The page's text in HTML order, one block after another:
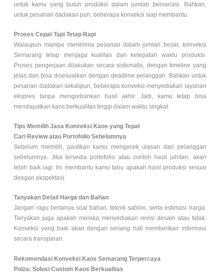
untuk kamu yang butuh produksi dalam jumlah bervariasi. Bahkan,
untuk pesanan dadakan pun, beberapa konveksi siap membantu.
Proses Cepat Tapi Tetap Rapi
Walaupun mampu menerima pesanan dalam jumlah besar, konveksi
Semarang tetap menjaga kualitas dan ketepatan waktu produksi.
Proses pengerjaan dilakukan secara sistematis, dengan timeline yang
jelas dan bisa disesuaikan dengan deadline pelanggan. Bahkan untuk
pesanan dadakan sekalipun, beberapa konveksi menyediakan layanan
ekspres tanpa mengorbankan hasil akhir. Jadi, kamu tetap bisa
mendapatkan kaos berkualitas tinggi dalam waktu singkat.
Tips Memilih Jasa Konveksi Kaos yang Tepat
Cari Review atau Portofolio Sebelumnya
Sebelum memilih, pastikan kamu mengecek ulasan dari pelanggan
sebelumnya. Jika tersedia portofolio atau contoh hasil jahitan, akan
lebih baik lagi. Ini membantu kamu tahu apakah hasil produksi sesuai
dengan ekspektasi.
Tanyakan Detail Harga dan Bahan
Jangan ragu bertanya soal bahan, teknik sablon, serta estimasi harga.
Tanyakan juga apakah mereka menyediakan revisi desain atau tidak.
Konveksi yang baik akan dengan senang hati memberikan informasi
secara transparan.
Rekomendasi Konveksi Kaos Semarang Terpercaya
Polza: Solusi Custom Kaos Berkualitas